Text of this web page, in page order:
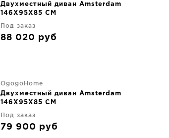
Двухместный диван Amsterdam
146X95X85 CM
Под заказ
88 020 руб
OgogoHome
Двухместный диван Amsterdam
146X95X85 CM
Под заказ
79 900 руб